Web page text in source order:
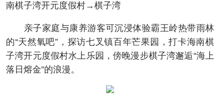
南棋子湾开元度假村→棋子湾
亲子家庭与康养游客可沉浸体验霸王岭热带雨林
的“天然氧吧”，探访七叉镇百年芒果园，打卡海南棋
子湾开元度假村水上乐园，傍晚漫步棋子湾邂逅“海上
落日熔金”的浪漫。